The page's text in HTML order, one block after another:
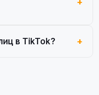
в TikTok?